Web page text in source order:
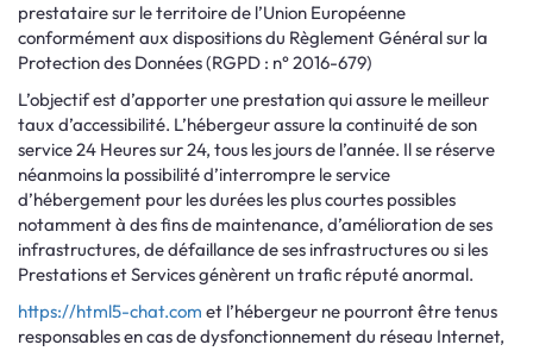
prestataire sur le territoire de l’Union Européenne
conformément aux dispositions du Règlement Général sur la
Protection des Données (RGPD : n° 2016-679)
L’objectif est d’apporter une prestation qui assure le meilleur
taux d’accessibilité. L’hébergeur assure la continuité de son
service 24 Heures sur 24, tous les jours de l’année. Il se réserve
néanmoins la possibilité d’interrompre le service
d’hébergement pour les durées les plus courtes possibles
notamment à des fins de maintenance, d’amélioration de ses
infrastructures, de défaillance de ses infrastructures ou si les
Prestations et Services génèrent un trafic réputé anormal.
https://html5-chat.com et l’hébergeur ne pourront être tenus
responsables en cas de dysfonctionnement du réseau Internet,